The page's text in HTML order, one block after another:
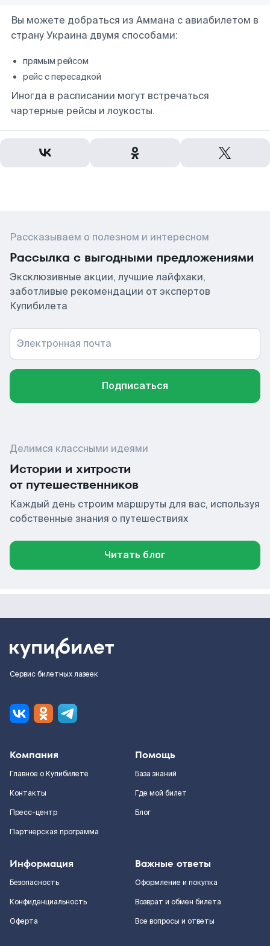
Вы можете добраться из Аммана с авиабилетом в
страну Украина двумя способами:
прямым рейсом
рейс с пересадкой
Иногда в расписании могут встречаться
чартерные рейсы и лоукосты.
Рассказываем о полезном и интересном
Рассылка с выгодными предложениями
Эксклюзивные акции, лучшие лайфхаки,
заботливые рекомендации от экспертов
Купибилета
Электронная почта
Подписаться
Делимся классными идеями
Истории и хитрости
от путешественников
Каждый день строим маршруты для вас, используя
собственные знания о путешествиях
Читать блог
Сервис билетных лазеек
Компания
Главное о Купибилете
Контакты
Пресс-центр
Партнерская программа
Помощь
База знаний
Где мой билет
Блог
Информация
Безопасность
Конфиденциальность
Оферта
Важные ответы
Оформление и покупка
Возврат и обмен билета
Все вопросы и ответы